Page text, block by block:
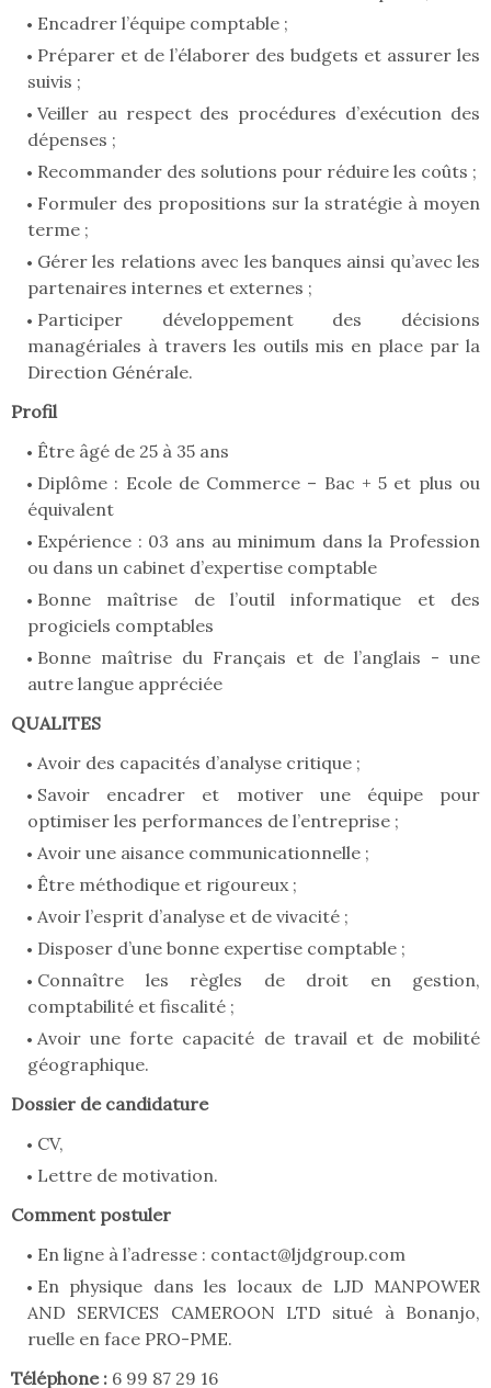
Encadrer l’équipe comptable ;
Préparer et de l’élaborer des budgets et assurer les
suivis ;
Veiller au respect des procédures d’exécution des
dépenses ;
Recommander des solutions pour réduire les coûts ;
Formuler des propositions sur la stratégie à moyen
terme ;
Gérer les relations avec les banques ainsi qu’avec les
partenaires internes et externes ;
Participer développement des décisions
managériales à travers les outils mis en place par la
Direction Générale.
Profil
Être âgé de 25 à 35 ans
Diplôme : Ecole de Commerce – Bac + 5 et plus ou
équivalent
Expérience : 03 ans au minimum dans la Profession
ou dans un cabinet d’expertise comptable
Bonne maîtrise de l’outil informatique et des
progiciels comptables
Bonne maîtrise du Français et de l’anglais - une
autre langue appréciée
QUALITES
Avoir des capacités d’analyse critique ;
Savoir encadrer et motiver une équipe pour
optimiser les performances de l’entreprise ;
Avoir une aisance communicationnelle ;
Être méthodique et rigoureux ;
Avoir l’esprit d’analyse et de vivacité ;
Disposer d’une bonne expertise comptable ;
Connaître les règles de droit en gestion,
comptabilité et fiscalité ;
Avoir une forte capacité de travail et de mobilité
géographique.
Dossier de candidature
CV,
Lettre de motivation.
Comment postuler
En ligne à l’adresse : contact@ljdgroup.com
En physique dans les locaux de LJD MANPOWER
AND SERVICES CAMEROON LTD situé à Bonanjo,
ruelle en face PRO-PME.
Téléphone : 6 99 87 29 16